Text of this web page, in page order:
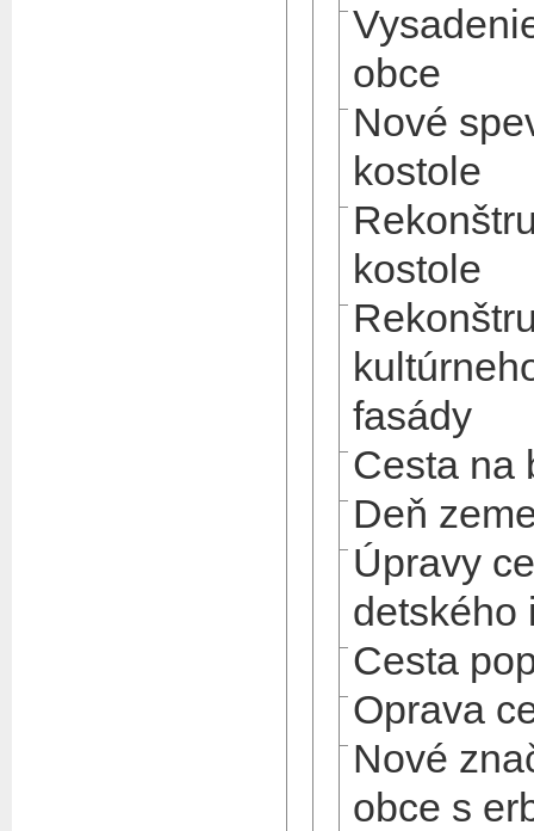
obce
Nové
kostole
kostole
fasády
Cesta na
Deň
Úpravy
detského
Cesta
Oprava
Nové
obce s